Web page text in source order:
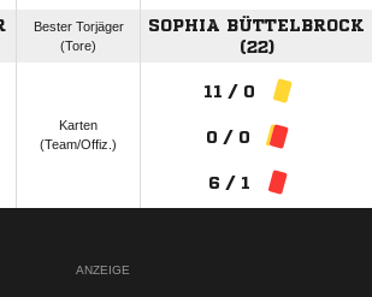
Bester Torjäger
(Tore)
SOPHIA BÜTTELBROCK
(22)
Karten
(Team/Offiz.)
11 / 0
0 / 0
6 / 1
ANZEIGE